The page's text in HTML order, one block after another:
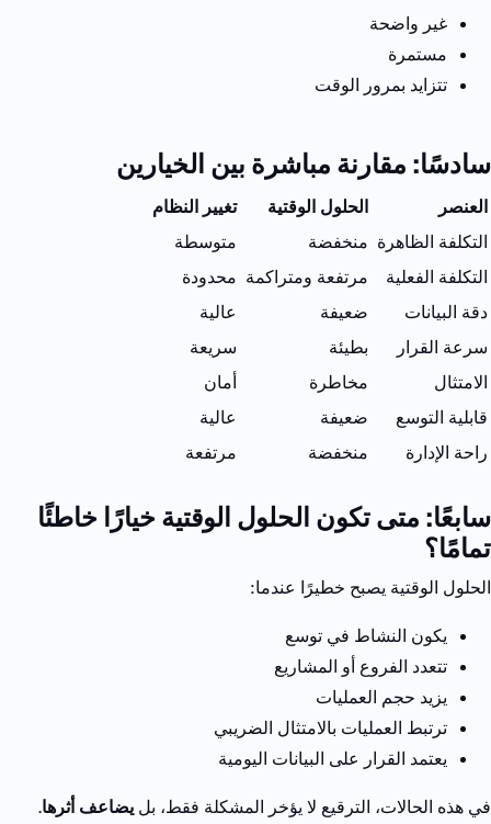
غير واضحة
مستمرة
تتزايد بمرور الوقت
سادسًا: مقارنة مباشرة بين الخيارين
العنصر الحلول الوقتية
تغيير النظام
التكلفة الظاهرة منخفضة
متوسطة
التكلفة الفعلية
مرتفعة ومتراكمة محدودة
دقة البيانات
ضعيفة
عالية
سرعة القرار
بطيئة
سريعة
الامتثال
مخاطرة
أمان
قابلية التوسع
ضعيفة
عالية
راحة الإدارة
منخفضة مرتفعة
سابعًا: متى تكون الحلول الوقتية خيارًا خاطئًا
تمامًا؟
الحلول الوقتية يصبح خطيرًا عندما:
يكون النشاط في توسع
تتعدد الفروع أو المشاريع
يزيد حجم العمليات
ترتبط العمليات بالامتثال الضريبي
يعتمد القرار على البيانات اليومية
في هذه الحالات، الترقيع لا يؤخر المشكلة فقط، بليضاعف أثرها.